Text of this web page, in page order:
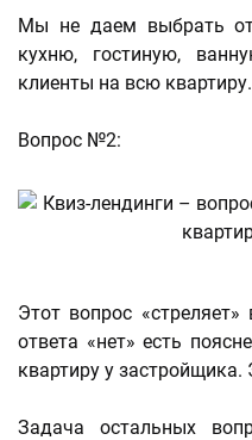
Мы не даем выбрать
кухню, гостиную,
клиенты на всю квартиру.
Вопрос №2:
Этот вопрос
ответа «нет» есть
квартиру у
Задача остальных